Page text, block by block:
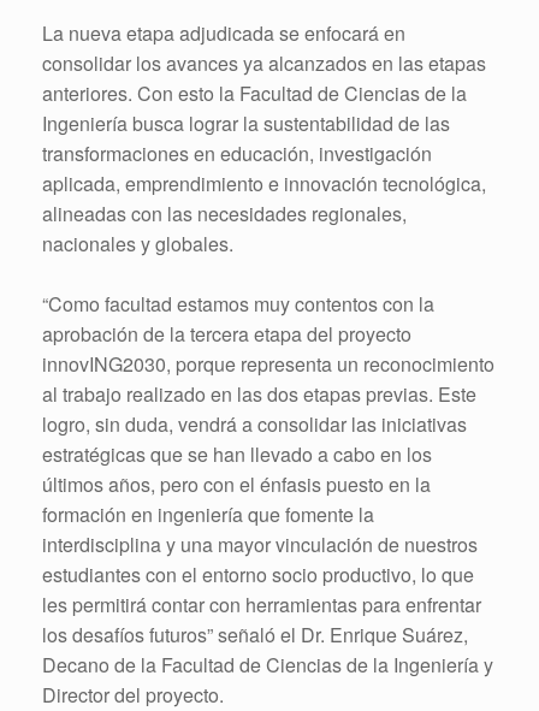
La nueva etapa adjudicada se enfocará en
consolidar los avances ya alcanzados en las etapas
anteriores. Con esto la Facultad de Ciencias de la
Ingeniería busca lograr la sustentabilidad de las
transformaciones en educación, investigación
aplicada, emprendimiento e innovación tecnológica,
alineadas con las necesidades regionales,
nacionales y globales.
“Como facultad estamos muy contentos con la
aprobación de la tercera etapa del proyecto
innovING2030, porque representa un reconocimiento
al trabajo realizado en las dos etapas previas. Este
logro, sin duda, vendrá a consolidar las iniciativas
estratégicas que se han llevado a cabo en los
últimos años, pero con el énfasis puesto en la
formación en ingeniería que fomente la
interdisciplina y una mayor vinculación de nuestros
estudiantes con el entorno socio productivo, lo que
les permitirá contar con herramientas para enfrentar
los desafíos futuros” señaló el Dr. Enrique Suárez,
Decano de la Facultad de Ciencias de la Ingeniería y
Director del proyecto.